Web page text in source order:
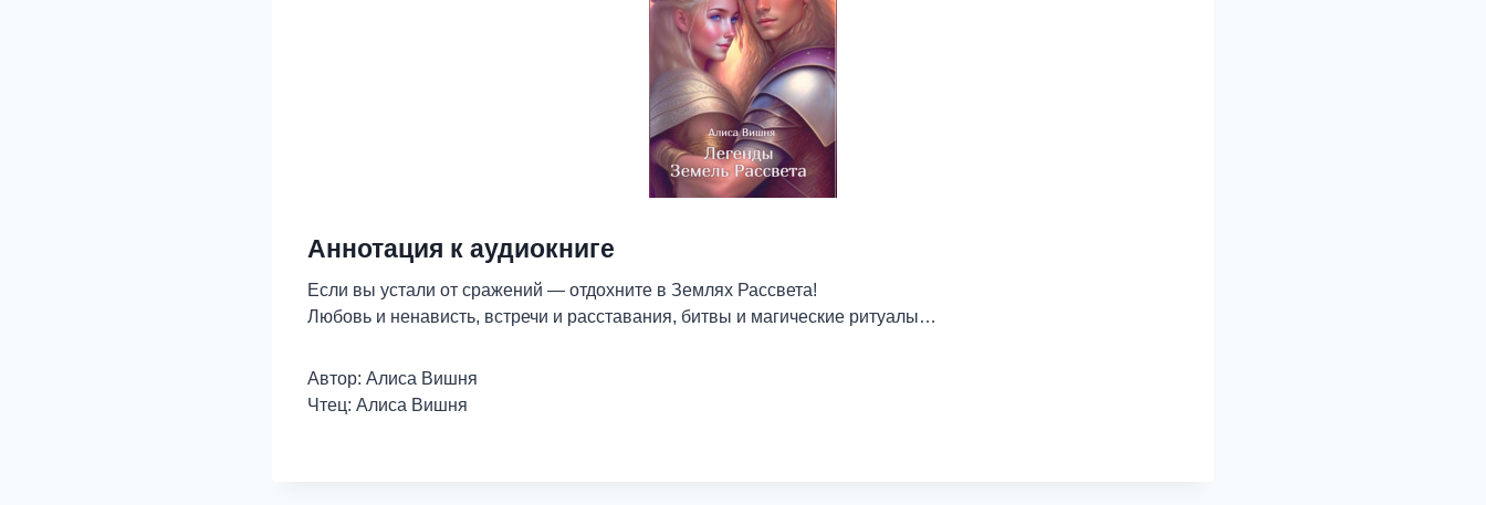
Аннотация к аудиокниге
Если вы устали от сражений — отдохните в Землях Рассвета!
Любовь и ненависть, встречи и расставания, битвы и магические ритуалы…
Автор: Алиса Вишня
Чтец: Алиса Вишня